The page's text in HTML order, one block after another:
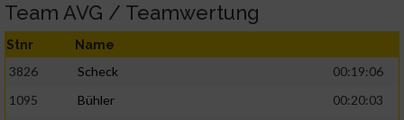
Team AVG / Teamwertung
Stnr Name
3826 Scheck
00:19:06
1095
Bühler
00:20:03